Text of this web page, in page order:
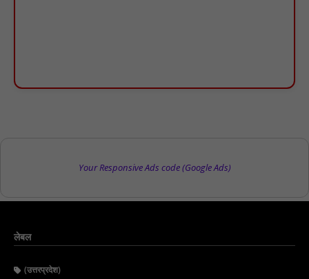
Your Responsive Ads code (Google Ads)
लेबल
(उत्तरप्रदेश)